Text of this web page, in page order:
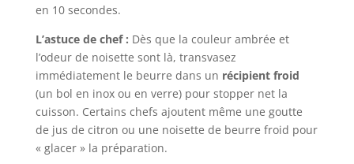
en 10 secondes.
L’astuce de chef : Dès que la couleur ambrée et
l’odeur de noisette sont là, transvasez
immédiatement le beurre dans un récipient froid
(un bol en inox ou en verre) pour stopper net la
cuisson. Certains chefs ajoutent même une goutte
de jus de citron ou une noisette de beurre froid pour
« glacer » la préparation.